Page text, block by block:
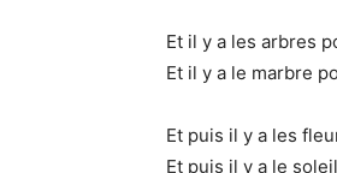
Et il y a les arbres
Et il y a le marbre
Et puis il y a les
Et puis il y a le soleil